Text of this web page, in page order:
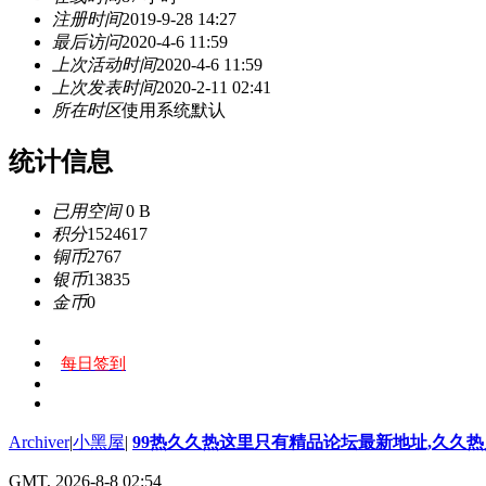
注册时间2019-9-28 14:27
最后访问2020-4-6 11:59
上次活动时间2020-4-6 11:59
上次发表时间2020-2-11 02:41
所在时区使用系统默认
统计信息
已用空间0 B
积分1524617
铜币2767
银币13835
金币0
每日签到
Archiver|小黑屋| 99热久久热这里只有精品论坛最新地址,久久
GMT, 2026-8-8 02:54